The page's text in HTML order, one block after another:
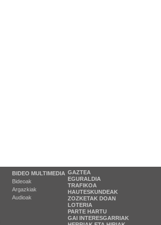
BIDEO MULTIMEDIA
Bideoak
Argazkiak
Audioak
GAZTEA
EGURALDIA
TRAFIKOA
HAUTESKUNDEAK
ZOZKETAK DOAN
LOTERIA
PARTE HARTU
GAI INTERESGARRIAK